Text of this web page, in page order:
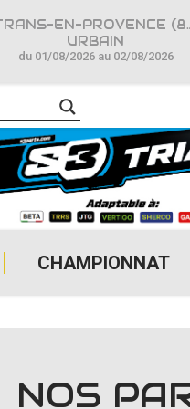
CHAMPIONNAT
TRANS-
URBAIN
du 01/08/2026 au 02/08/2026
NOS